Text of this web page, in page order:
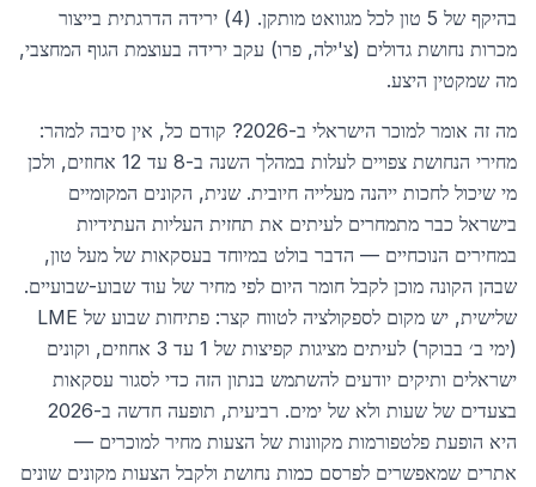
בהיקף של 5 טון לכל מגוואט מותקן. (4) ירידה הדרגתית בייצור
מכרות נחושת גדולים (צ'ילה, פרו) עקב ירידה בעוצמת הגוף המחצבי,
מה שמקטין היצע.
מה זה אומר למוכר הישראלי ב-2026? קודם כל, אין סיבה למהר:
מחירי הנחושת צפויים לעלות במהלך השנה ב-8 עד 12 אחוזים, ולכן
מי שיכול לחכות ייהנה מעלייה חיובית. שנית, הקונים המקומיים
בישראל כבר מתמחרים לעיתים את תחזית העליות העתידיות
במחירים הנוכחיים — הדבר בולט במיוחד בעסקאות של מעל טון,
שבהן הקונה מוכן לקבל חומר היום לפי מחיר של עוד שבוע-שבועיים.
שלישית, יש מקום לספקולציה לטווח קצר: פתיחות שבוע של LME
(ימי ב׳ בבוקר) לעיתים מציגות קפיצות של 1 עד 3 אחוזים, וקונים
ישראלים ותיקים יודעים להשתמש בנתון הזה כדי לסגור עסקאות
בצעדים של שעות ולא של ימים. רביעית, תופעה חדשה ב-2026
היא הופעת פלטפורמות מקוונות של הצעות מחיר למוכרים —
אתרים שמאפשרים לפרסם כמות נחושת ולקבל הצעות מקונים שונים